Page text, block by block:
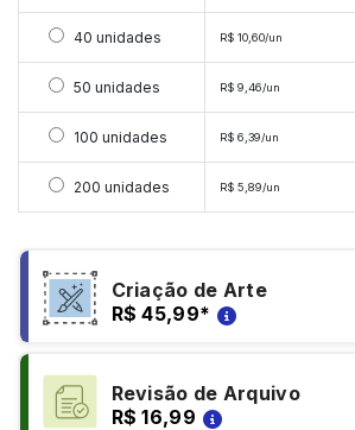
Selecionar 40 unidades
40 unidades R$ 10,60/un
Selecionar 50 unidades
50 unidades R$ 9,46/un
Selecionar 100 unidades
100 unidades R$ 6,39/un
Selecionar 200 unidades
200 unidades R$ 5,89/un
Criação de Arte
R$ 45,99*
Revisão de Arquivo
R$ 16,99